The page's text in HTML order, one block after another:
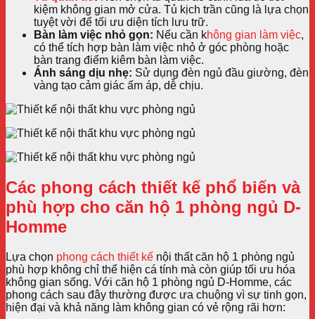
kiệm không gian mở cửa. Tủ kịch trần cũng là lựa chọn
tuyệt vời để tối ưu diện tích lưu trữ.
Bàn làm việc nhỏ gọn: Nếu cần không gian làm việc,
có thể tích hợp bàn làm việc nhỏ ở góc phòng hoặc
bàn trang điểm kiêm bàn làm việc.
Ánh sáng dịu nhẹ: Sử dụng đèn ngủ đầu giường, đèn
vàng tạo cảm giác ấm áp, dễ chịu.
Các phong cách thiết kế phổ biến và
phù hợp cho căn hộ 1 phòng ngủ D-
Homme
Lựa chọn phong cách thiết kế nội thất căn hộ 1 phòng ngủ
phù hợp không chỉ thể hiện cá tính mà còn giúp tối ưu hóa
không gian sống. Với căn hộ 1 phòng ngủ D-Homme, các
phong cách sau đây thường được ưa chuộng vì sự tinh gọn,
hiện đại và khả năng làm không gian có vẻ rộng rãi hơn: